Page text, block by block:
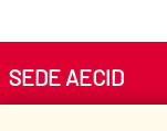
SEDE AECID